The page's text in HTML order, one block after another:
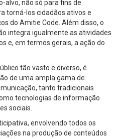
alvo, não só para fins de
torná-los cidadãos ativos e
do Amitie Code. Além disso, o
integra igualmente as atividades
e, em termos gerais, a ação do
tão vasto e diverso, é
de uma ampla gama de
tanto tradicionais
tecnologias de informação
sociais.
envolvendo todos os
na produção de conteúdos